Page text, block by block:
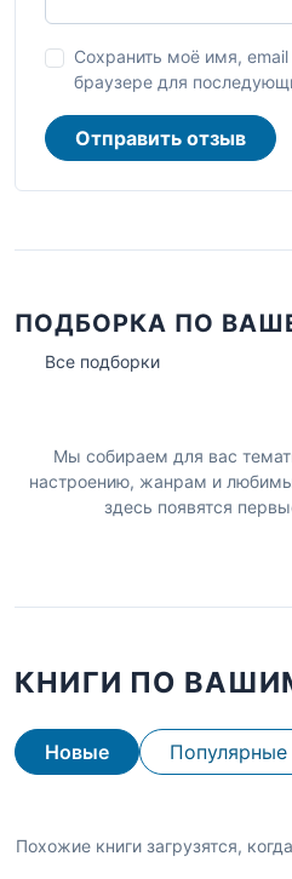
Сохранить моё имя,
браузере для
Отправить отзыв
ПОДБОРКА ПО
Все подборки
Мы собираем для вас
настроению, жанрам и
здесь появятся
КНИГИ ПО
Новые Популярные
Похожие книги загрузятся,